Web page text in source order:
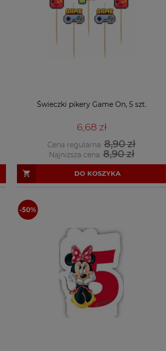
Świeczki pikery Game On, 5 szt.
6,68 zł
Cena regularna: 8,90 zł
Najniższa cena:8,90 zł
DO KOSZYKA